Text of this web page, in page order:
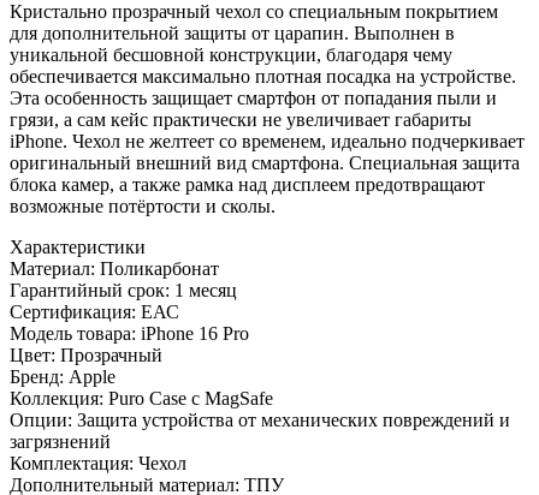
Кристально прозрачный чехол со специальным покрытием
для дополнительной защиты от царапин. Выполнен в
уникальной бесшовной конструкции, благодаря чему
обеспечивается максимально плотная посадка на устройстве.
Эта особенность защищает смартфон от попадания пыли и
грязи, а сам кейс практически не увеличивает габариты
iPhone. Чехол не желтеет со временем, идеально подчеркивает
оригинальный внешний вид смартфона. Специальная защита
блока камер, а также рамка над дисплеем предотвращают
возможные потёртости и сколы.
Характеристики
Материал: Поликарбонат
Гарантийный срок: 1 месяц
Сертификация: ЕАС
Модель товара: iPhone 16 Pro
Цвет: Прозрачный
Бренд: Apple
Коллекция: Puro Case с MagSafe
Опции: Защита устройства от механических повреждений и
загрязнений
Комплектация: Чехол
Дополнительный материал: ТПУ